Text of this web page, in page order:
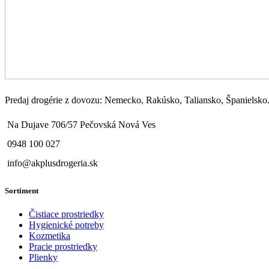
Predaj drogérie z dovozu: Nemecko, Rakúsko, Taliansko,
Na Dujave 706/57 Pečovská Nová Ves
0948 100 027
info@akplusdrogeria.sk
Sortiment
Čistiace prostriedky
Hygienické potreby
Kozmetika
Pracie prostriedky
Plienky